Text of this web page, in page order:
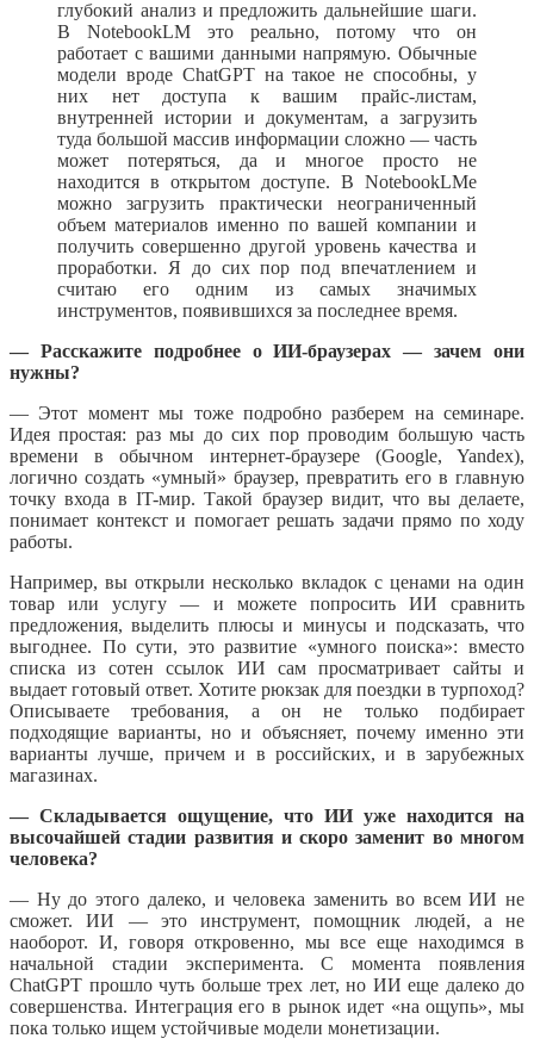
глубокий анализ и предложить дальнейшие шаги.
В NotebookLM это реально, потому что он
работает с вашими данными напрямую. Обычные
модели вроде ChatGPT на такое не способны, у
них нет доступа к вашим прайс-листам,
внутренней истории и документам, а загрузить
туда большой массив информации сложно — часть
может потеряться, да и многое просто не
находится в открытом доступе. В NotebookLMе
можно загрузить практически неограниченный
объем материалов именно по вашей компании и
получить совершенно другой уровень качества и
проработки. Я до сих пор под впечатлением и
считаю его одним из самых значимых
инструментов, появившихся за последнее время.
— Расскажите подробнее о ИИ-браузерах — зачем они
нужны?
— Этот момент мы тоже подробно разберем на семинаре.
Идея простая: раз мы до сих пор проводим большую часть
времени в обычном интернет-браузере (Google, Yandex),
логично создать «умный» браузер, превратить его в главную
точку входа в IT-мир. Такой браузер видит, что вы делаете,
понимает контекст и помогает решать задачи прямо по ходу
работы.
Например, вы открыли несколько вкладок с ценами на один
товар или услугу — и можете попросить ИИ сравнить
предложения, выделить плюсы и минусы и подсказать, что
выгоднее. По сути, это развитие «умного поиска»: вместо
списка из сотен ссылок ИИ сам просматривает сайты и
выдает готовый ответ. Хотите рюкзак для поездки в турпоход?
Описываете требования, а он не только подбирает
подходящие варианты, но и объясняет, почему именно эти
варианты лучше, причем и в российских, и в зарубежных
магазинах.
— Складывается ощущение, что ИИ уже находится на
высочайшей стадии развития и скоро заменит во многом
человека?
— Ну до этого далеко, и человека заменить во всем ИИ не
сможет. ИИ — это инструмент, помощник людей, а не
наоборот. И, говоря откровенно, мы все еще находимся в
начальной стадии эксперимента. С момента появления
ChatGPT прошло чуть больше трех лет, но ИИ еще далеко до
совершенства. Интеграция его в рынок идет «на ощупь», мы
пока только ищем устойчивые модели монетизации.